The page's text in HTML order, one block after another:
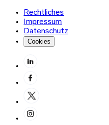
Rechtliches
Impressum
Datenschutz
Cookies